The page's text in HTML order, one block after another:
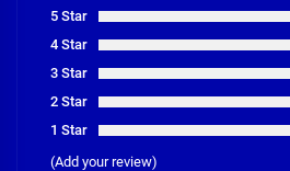
5 Star
4 Star
3 Star
2 Star
1 Star
(Add your review)